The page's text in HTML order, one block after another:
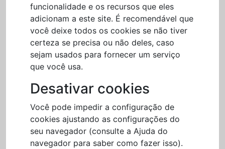
funcionalidade e os recursos que eles
adicionam a este site. É recomendável que
você deixe todos os cookies se não tiver
certeza se precisa ou não deles, caso
sejam usados para fornecer um serviço
que você usa.
Desativar cookies
Você pode impedir a configuração de
cookies ajustando as configurações do
seu navegador (consulte a Ajuda do
navegador para saber como fazer isso).